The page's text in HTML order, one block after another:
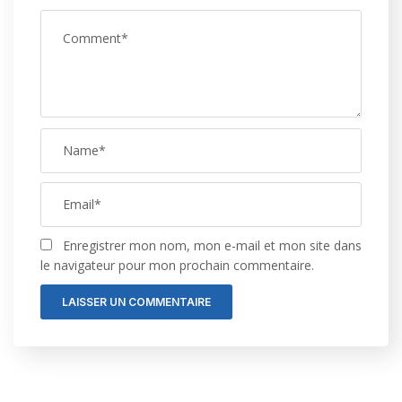
Enregistrer mon nom, mon e-mail et mon site dans
le navigateur pour mon prochain commentaire.